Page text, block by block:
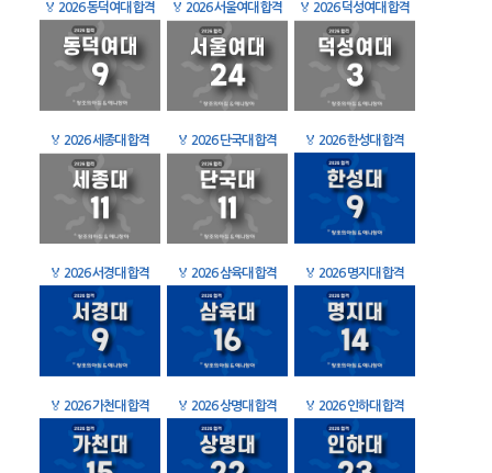
🏅 2026 동덕여대 합격 🏅 2026 서울여대 합격 🏅 2026 덕성여대 합격
🏅 2026 세종대 합격 🏅 2026 단국대 합격 🏅 2026 한성대 합격
🏅 2026 서경대 합격 🏅 2026 삼육대 합격 🏅 2026 명지대 합격
🏅 2026 가천대 합격 🏅 2026 상명대 합격 🏅 2026 인하대 합격